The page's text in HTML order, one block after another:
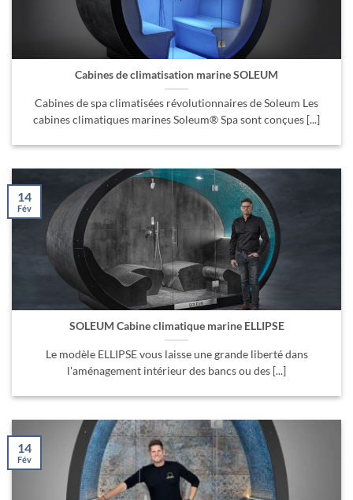
Cabines de climatisation marine SOLEUM
Cabines de spa climatisées révolutionnaires de Soleum Les
cabines climatiques marines Soleum® Spa sont conçues [...]
SOLEUM Cabine climatique marine ELLIPSE
Le modèle ELLIPSE vous laisse une grande liberté dans
l'aménagement intérieur des bancs ou des [...]
14
Fév
14
Fév